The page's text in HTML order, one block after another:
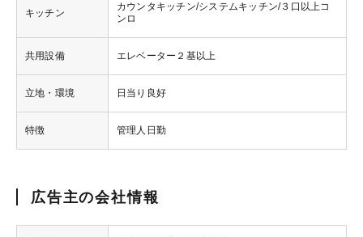
キッチン
カウンタキッチン/システムキッチン/３口以上コ
ンロ
共用設備 エレベーター２基以上
立地・環境 日当り良好
特徴 管理人日勤
広告主の会社情報